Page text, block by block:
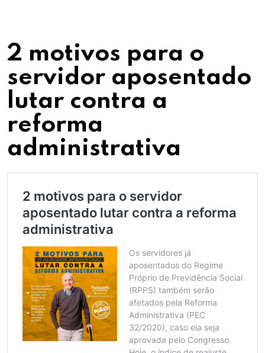
2 motivos para o
servidor aposentado
lutar contra a
reforma
administrativa